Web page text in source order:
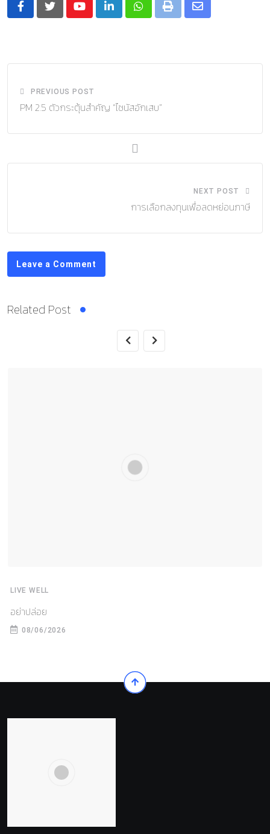
YoutubeLinkedInWhatsapp
Print
Share
PREVIOUS POST
PM 2.5 ตัวกระตุ้นสำคัญ “ไซนัสอักเสบ”
NEXT POST
การเลือกลงทุนเพื่อลดหย่อนภาษี
Leave a Comment
Related Post
LIVE WELL
อย่าปล่อย
08/06/2026